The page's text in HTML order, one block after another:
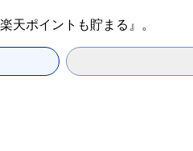
天ポイントも貯まる』。